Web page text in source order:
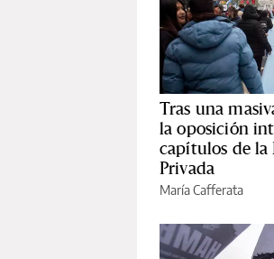
Tras una
la oposición
capítulos de la
Privada
María Cafferata